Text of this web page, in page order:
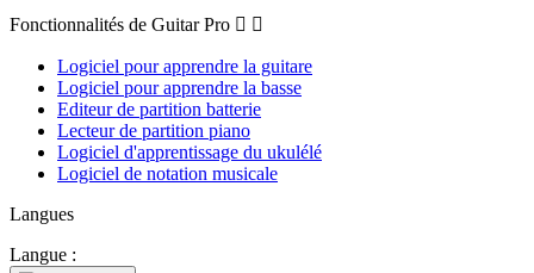
Fonctionnalités de Guitar Pro  
Logiciel pour apprendre la guitare
Logiciel pour apprendre la basse
Editeur de partition batterie
Lecteur de partition piano
Logiciel d'apprentissage du ukulélé
Logiciel de notation musicale
Langues
Langue :